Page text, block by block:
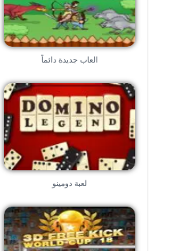
العاب جديدة دائماً
لعبة دومينو